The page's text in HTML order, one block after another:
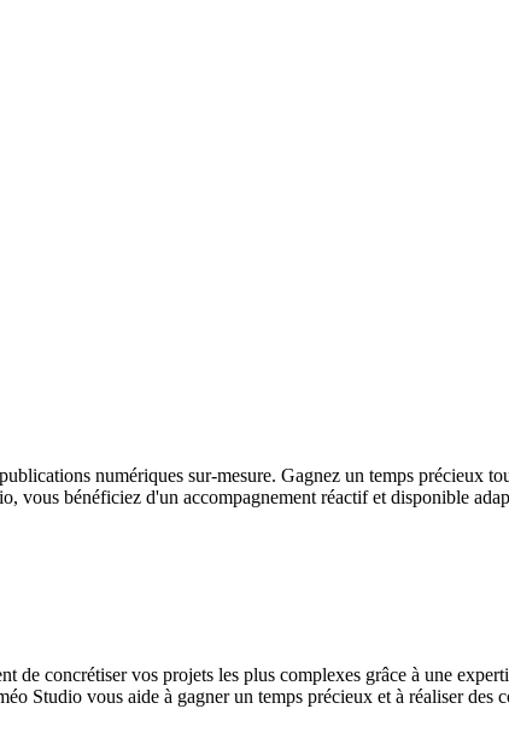
numériques sur-mesure. Gagnez un temps précieux
vous bénéficiez d'un accompagnement réactif et disponible
de concrétiser vos projets les plus complexes grâce à une
Studio vous aide à gagner un temps précieux et à réaliser des